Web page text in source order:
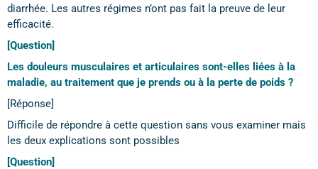
diarrhée. Les autres régimes n’ont pas fait la preuve de leur
efficacité.
[Question]
Les douleurs musculaires et articulaires sont-elles liées à la
maladie, au traitement que je prends ou à la perte de poids ?
[Réponse]
Difficile de répondre à cette question sans vous examiner mais
les deux explications sont possibles
[Question]